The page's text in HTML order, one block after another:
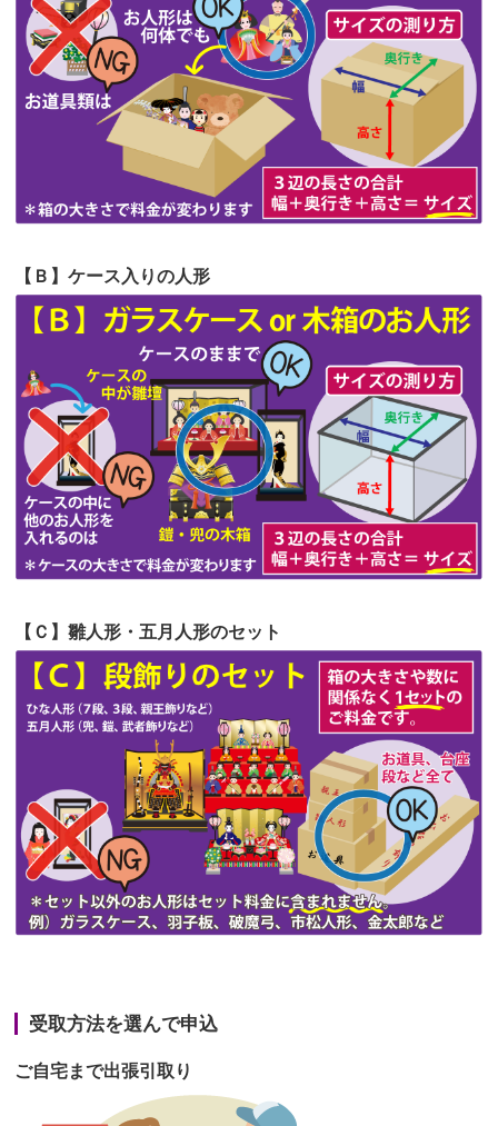
見つけまし...
第62回人形供養祭令和5年6月21日(水)
第61回人形供養祭 令和5年5月19日(金)
第60回人形供養祭令和5年3月28日(火)
第59回人形供養祭 令和5年2月10日(金)
第58回人形供養祭令和5年12月21日(水)
第56回人形供養祭 令和4年10月19日(水)
第55回人形供養祭令和4年9月8日(木)
第54回人形供養祭令和4年8月1日(月)
第53回人形供養祭令和4年7月1日(金)
第52回人形供養祭令和4年5月17日(火)
第51回人形供養祭令和4年4月18日(月)
第50回人形供養祭令和4年3月15日(火)
第49回人形供養祭令和4年1月17日(月)
第48回人形供養祭令和3年12月3日(金)
第47回人形供養祭 令和3年10月11日(月)
第46回人形供養祭 令和3年9月13日(月)
第45回人形供養祭令和3年7月12日(月)
第44回人形供養祭令和3年6月3日(木)
第43回人形供養祭令和3年4月23日(金)
第39回人形供養祭令和2年10月22日(木)
【Ｂ】ケース入りの人形
【Ｃ】雛人形・五月人形のセット
受取方法を選んで申込
ご自宅まで出張引取り